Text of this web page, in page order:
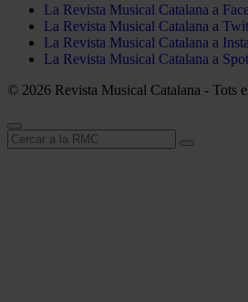
La Revista Musical Catalana a
La Revista Musical Catalana a
La Revista Musical Catalana a
La Revista Musical Catalana a
© 2026 Revista Musical Catalana - Tots
Cerca